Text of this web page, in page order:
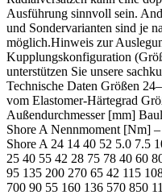
Ausführung sinnvoll sein.
und Sondervarianten sind je
möglich.Hinweis zur
Kupplungskonfiguration
unterstützen Sie unsere
Technische Daten Größen
vom Elastomer-Härtegrad
Außendurchmesser [mm]
Shore A Nennmoment [Nm]
Shore A 24 14 40 52 5.0 7.5
25 40 55 42 28 75 78 40 60
95 135 200 270 65 42 115
700 90 55 160 136 570 850